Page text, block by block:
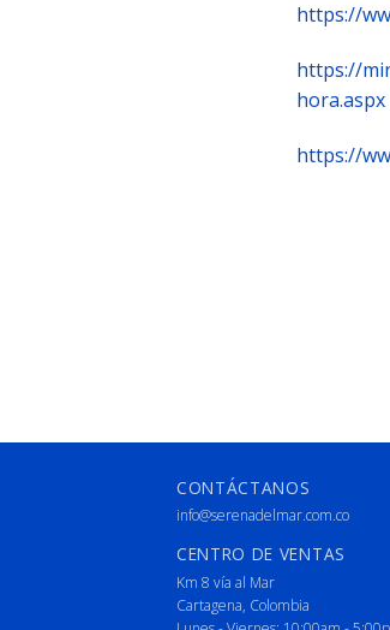
https://
https://
hora.aspx
https://
CONTÁCTANOS
info@serenadelmar.com.co
CENTRO DE VENTAS
Km 8 vía al Mar
Cartagena, Colombia